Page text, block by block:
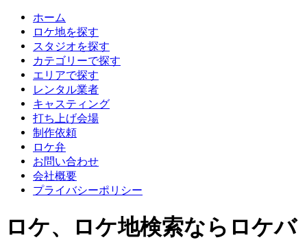
ホーム
ロケ地を探す
スタジオを探す
カテゴリーで探す
エリアで探す
レンタル業者
キャスティング
打ち上げ会場
制作依頼
ロケ弁
お問い合わせ
会社概要
プライバシーポリシー
ロケ、ロケ地検索ならロケバ